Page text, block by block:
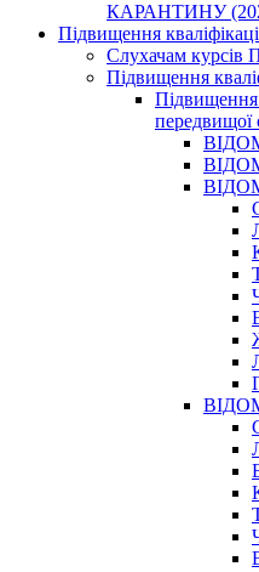
КАРАНТИНУ
Підвищення
Слухачам курсів
Підвищення
Підвищення
передвищої